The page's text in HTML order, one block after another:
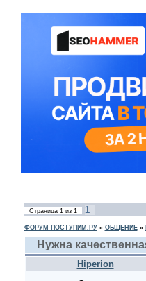
Страница 1из 1 1
ФОРУМ ПОСТУПИМ.РУ» ОБЩЕНИЕ»
Нужна
Hiperion